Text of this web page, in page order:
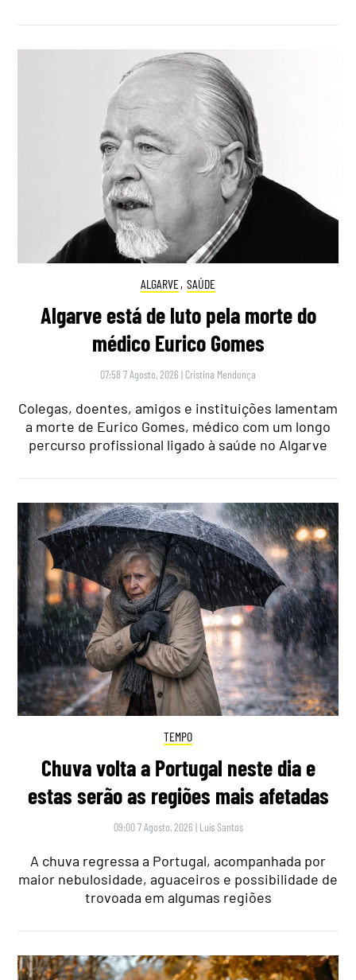
ALGARVE, SAÚDE
Algarve está de luto pela morte do
médico Eurico Gomes
07:58 7 Agosto, 2026 | Cristina Mendonça
Colegas, doentes, amigos e instituições lamentam
a morte de Eurico Gomes, médico com um longo
percurso profissional ligado à saúde no Algarve
TEMPO
Chuva volta a Portugal neste dia e
estas serão as regiões mais afetadas
09:00 7 Agosto, 2026 | Luís Santos
A chuva regressa a Portugal, acompanhada por
maior nebulosidade, aguaceiros e possibilidade de
trovoada em algumas regiões